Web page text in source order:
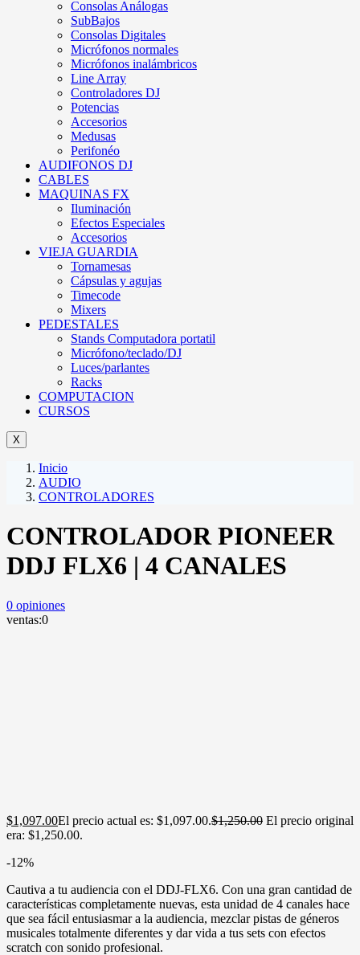
Consolas Análogas
SubBajos
Consolas Digitales
Micrófonos normales
Micrófonos inalámbricos
Line Array
Controladores DJ
Potencias
Accesorios
Medusas
Perifonéo
AUDIFONOS DJ
CABLES
MAQUINAS FX
Iluminación
Efectos Especiales
Accesorios
VIEJA GUARDIA
Tornamesas
Cápsulas y agujas
Timecode
Mixers
PEDESTALES
Stands Computadora portatil
Micrófono/teclado/DJ
Luces/parlantes
Racks
COMPUTACION
CURSOS
X
Inicio
AUDIO
CONTROLADORES
CONTROLADOR PIONEER
DDJ FLX6 | 4 CANALES
0 opiniones
ventas:0
$1,097.00El precio actual es: $1,097.00.$1,250.00 El precio original
era: $1,250.00.
-12%
Cautiva a tu audiencia con el DDJ-FLX6. Con una gran cantidad de
características completamente nuevas, esta unidad de 4 canales hace
que sea fácil entusiasmar a la audiencia, mezclar pistas de géneros
musicales totalmente diferentes y dar vida a tus sets con efectos
scratch con sonido profesional.